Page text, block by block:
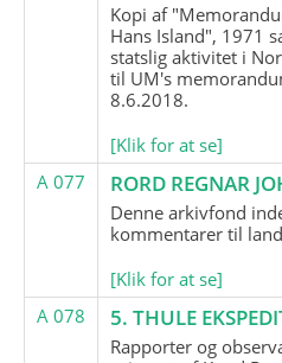
Kopi af
Hans Island", 1971
statslig aktivitet i
til UM's
8.6.2018.
[Klik for at se]
A 077
RORD REGNAR
Denne arkivfond
kommentarer til
[Klik for at se]
A 078
5. THULE
Rapporter og